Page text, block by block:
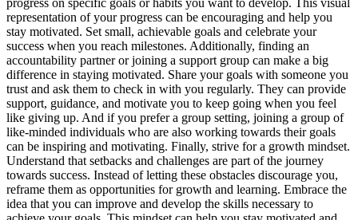
progress on specific goals or habits you want to develop. This visual
representation of your progress can be encouraging and help you
stay motivated. Set small, achievable goals and celebrate your
success when you reach milestones. Additionally, finding an
accountability partner or joining a support group can make a big
difference in staying motivated. Share your goals with someone you
trust and ask them to check in with you regularly. They can provide
support, guidance, and motivate you to keep going when you feel
like giving up. And if you prefer a group setting, joining a group of
like-minded individuals who are also working towards their goals
can be inspiring and motivating. Finally, strive for a growth mindset.
Understand that setbacks and challenges are part of the journey
towards success. Instead of letting these obstacles discourage you,
reframe them as opportunities for growth and learning. Embrace the
idea that you can improve and develop the skills necessary to